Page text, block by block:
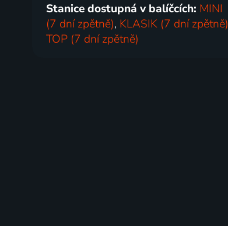
Stanice dostupná v balíčcích: MINI
(7 dní zpětně), KLASIK (7 dní zpětně)
TOP (7 dní zpětně)